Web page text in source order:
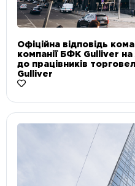
Офіційна відповідь
компанії БФК Gulliver
до працівників
Gulliver